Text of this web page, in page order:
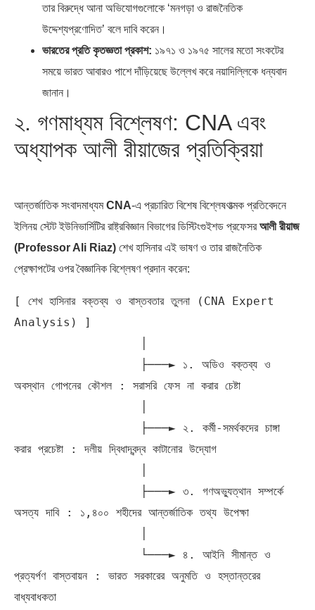
তার বিরুদ্ধে আনা অভিযোগগুলোকে ‘মনগড়া ও রাজনৈতিক
উদ্দেশ্যপ্রণোদিত’ বলে দাবি করেন।
ভারতের প্রতি কৃতজ্ঞতা প্রকাশ: ১৯৭১ ও ১৯৭৫ সালের মতো সংকটের
সময়ে ভারত আবারও পাশে দাঁড়িয়েছে উল্লেখ করে নয়াদিল্লিকে ধন্যবাদ
জানান।
২. গণমাধ্যম বিশ্লেষণ: CNA এবং
অধ্যাপক আলী রীয়াজের প্রতিক্রিয়া
আন্তর্জাতিক সংবাদমাধ্যমCNA-এ প্রচারিত বিশেষ বিশ্লেষণাত্মক প্রতিবেদনে
ইলিনয় স্টেট ইউনিভার্সিটির রাষ্ট্রবিজ্ঞান বিভাগের ডিস্টিংগুইশড প্রফেসরআলী রীয়াজ
(Professor Ali Riaz) শেখ হাসিনার এই ভাষণ ও তার রাজনৈতিক
প্রেক্ষাপটের ওপর বৈজ্ঞানিক বিশ্লেষণ প্রদান করেন:
[ শেখ হাসিনার বক্তব্য ও বাস্তবতার তুলনা (CNA Expert
Analysis) ]
অবস্থান গোপনের কৌশল : সরাসরি ফেস না করার চেষ্টা
করার প্রচেষ্টা : দলীয় দ্বিধাদ্বন্দ্ব কাটানোর উদ্যোগ
অসত্য দাবি : ১,৪০০ শহীদের আন্তর্জাতিক তথ্য উপেক্ষা
প্রত্যর্পণ বাস্তবায়ন : ভারত সরকারের অনুমতি ও হস্তান্তরের